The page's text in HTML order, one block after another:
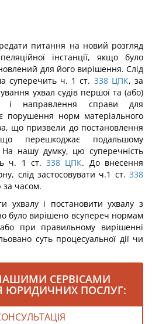
питання на новий розгляд
інстанції, якщо було
для його вирішення. Слід
суперечить ч. 1 ст. 338 ЦПК, за
ухвал судів першої та (або)
і направлення справи для
порушення норм матеріального
що призвели до постановлення
перешкоджає подальшому
нашу думку, цю суперечність
ч. 1 ст. 338 ЦПК. До внесення
слід застосовувати ч.1 ст. 338
за часом.
ухвалу і постановити ухвалу з
було вирішено всупереч нормам
при правильному вирішенні
суть процесуальної дії чи
СЕРВІСАМИ
ЮРИДИЧНИХ ПОСЛУГ: